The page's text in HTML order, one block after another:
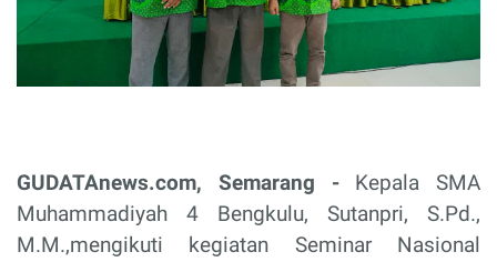
GUDATAnews.com, Semarang - Kepala SMA
Muhammadiyah 4 Bengkulu, Sutanpri, S.Pd.,
M.M.,mengikuti kegiatan Seminar Nasional